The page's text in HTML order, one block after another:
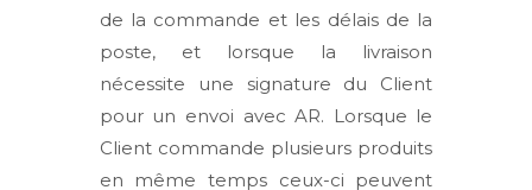
de la commande et les délais de la
poste, et lorsque la livraison
nécessite une signature du Client
pour un envoi avec AR. Lorsque le
Client commande plusieurs produits
en même temps ceux-ci peuvent